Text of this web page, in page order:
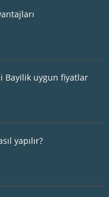
Bayilik uygun fiyatlar
yapılır?